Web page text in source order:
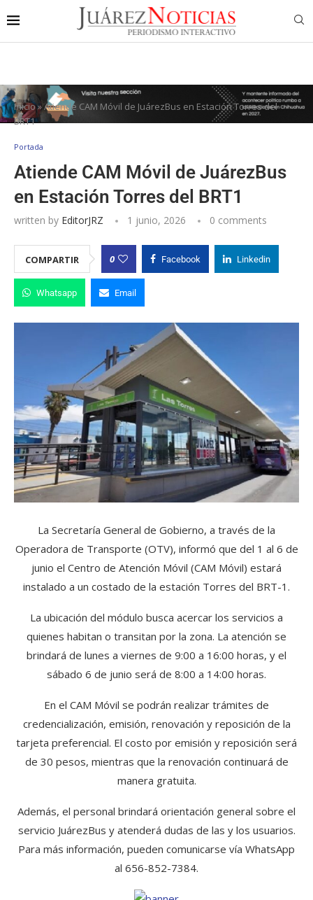
Inicio»Atiende CAM Móvil de JuárezBus en Estación Torres del
BRT1
Portada
Atiende CAM Móvil de JuárezBus
en Estación Torres del BRT1
written by EditorJRZ 1 junio, 2026 0 comments
COMPARTIR 0 Facebook Linkedin
Whatsapp Email
La Secretaría General de Gobierno, a través de la
Operadora de Transporte (OTV), informó que del 1 al 6 de
junio el Centro de Atención Móvil (CAM Móvil) estará
instalado a un costado de la estación Torres del BRT-1.
La ubicación del módulo busca acercar los servicios a
quienes habitan o transitan por la zona. La atención se
brindará de lunes a viernes de 9:00 a 16:00 horas, y el
sábado 6 de junio será de 8:00 a 14:00 horas.
En el CAM Móvil se podrán realizar trámites de
credencialización, emisión, renovación y reposición de la
tarjeta preferencial. El costo por emisión y reposición será
de 30 pesos, mientras que la renovación continuará de
manera gratuita.
Además, el personal brindará orientación general sobre el
servicio JuárezBus y atenderá dudas de las y los usuarios.
Para más información, pueden comunicarse vía WhatsApp
al 656-852-7384.